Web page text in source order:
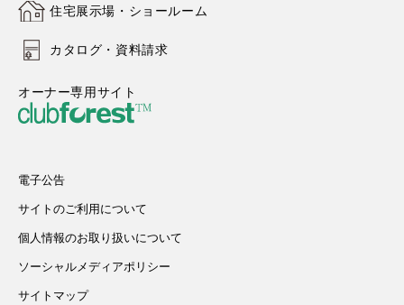
住宅展示場・ショールーム
カタログ・資料請求
オーナー専用サイト
電子公告
サイトのご利用について
個人情報のお取り扱いについて
ソーシャルメディアポリシー
サイトマップ